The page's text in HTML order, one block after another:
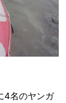
4名のヤンガ